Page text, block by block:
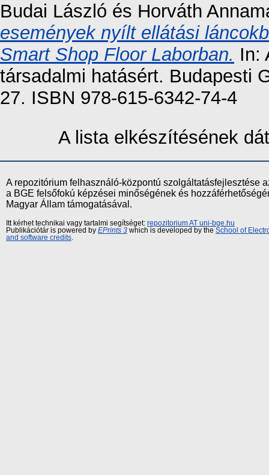
Budai László és Horváth
események nyílt ellátási
Smart Shop Floor Laborban. In:
társadalmi hatásért. Budapesti
27. ISBN 978-615-6342-74-4
A lista elkészítésének
A repozitórium felhasználó-központú szolgáltatásfejlesztése
a BGE felsőfokú képzései minőségének és
Magyar Állam támogatásával.
Itt kérhet technikai vagy tartalmi segítséget: repozitorium AT uni-bge.hu
Publikációtár is powered by EPrints 3 which is developed by the School of
and software credits